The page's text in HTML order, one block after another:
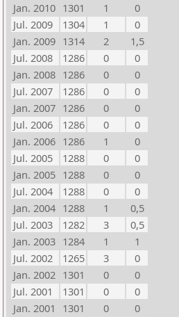
Jan. 2010 1301 1
0
Jul. 2009
1304 1
0
Jan. 2009 1314 2
1,5
Jul. 2008
1286 0
0
Jan. 2008 1286 0
0
Jul. 2007
1286 0
0
Jan. 2007 1286 0
0
Jul. 2006
1286 0
0
Jan. 2006 1286 1
0
Jul. 2005
1288 0
0
Jan. 2005 1288 0
0
Jul. 2004
1288 0
0
Jan. 2004 1288 1
0,5
Jul. 2003
1282 3
0,5
Jan. 2003 1284 1
1
Jul. 2002
1265 3
0
Jan. 2002 1301 0
0
Jul. 2001
1301 0
0
Jan. 2001
1301 0
0